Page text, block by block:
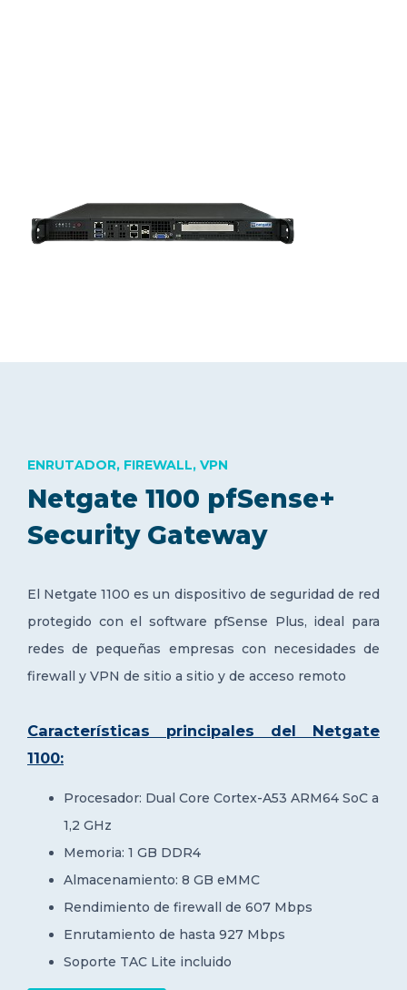
Netgate 1100 pfSense+
Security Gateway
ENRUTADOR, FIREWALL, VPN
El Netgate 1100 es un dispositivo de seguridad de red
protegido con el software pfSense Plus, ideal para
redes de pequeñas empresas con necesidades de
firewall y VPN de sitio a sitio y de acceso remoto
Características principales del Netgate
1100:
Procesador: Dual Core Cortex-A53 ARM64 SoC a
1,2 GHz
Memoria: 1 GB DDR4
Almacenamiento: 8 GB eMMC
Rendimiento de firewall de 607 Mbps
Enrutamiento de hasta 927 Mbps
Soporte TAC Lite incluido